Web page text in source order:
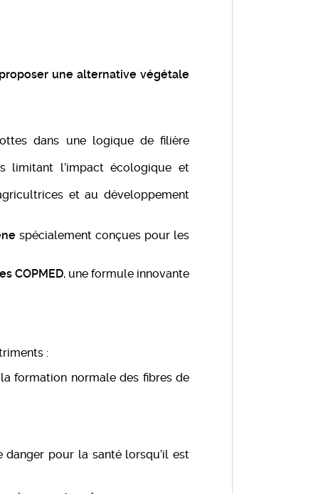
proposer une alternative végétale
dans une logique de filière
limitant l’impact écologique et
et au développement
spécialement conçues pour les
COPMED, une formule innovante
:
formation normale des fibres de
pour la santé lorsqu’il est